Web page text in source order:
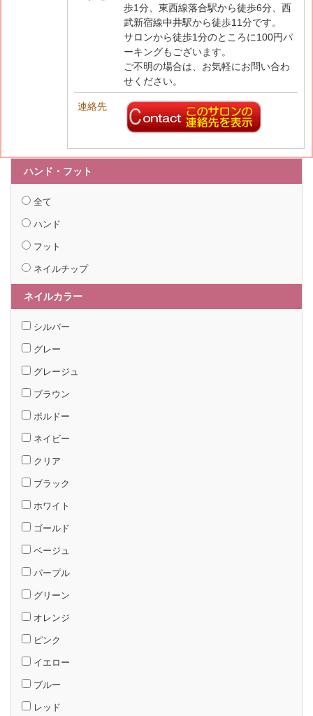
歩1分、東西線落合駅から徒歩6分、西
武新宿線中井駅から徒歩11分です。
サロンから徒歩1分のところに100円パ
ーキングもございます。
ご不明の場合は、お気軽にお問い合わ
せください。
連絡先
ハンド・フット
全て
ハンド
フット
ネイルチップ
ネイルカラー
シルバー
グレー
グレージュ
ブラウン
ボルドー
ネイビー
クリア
ブラック
ホワイト
ゴールド
ベージュ
パープル
グリーン
オレンジ
ピンク
イエロー
ブルー
レッド